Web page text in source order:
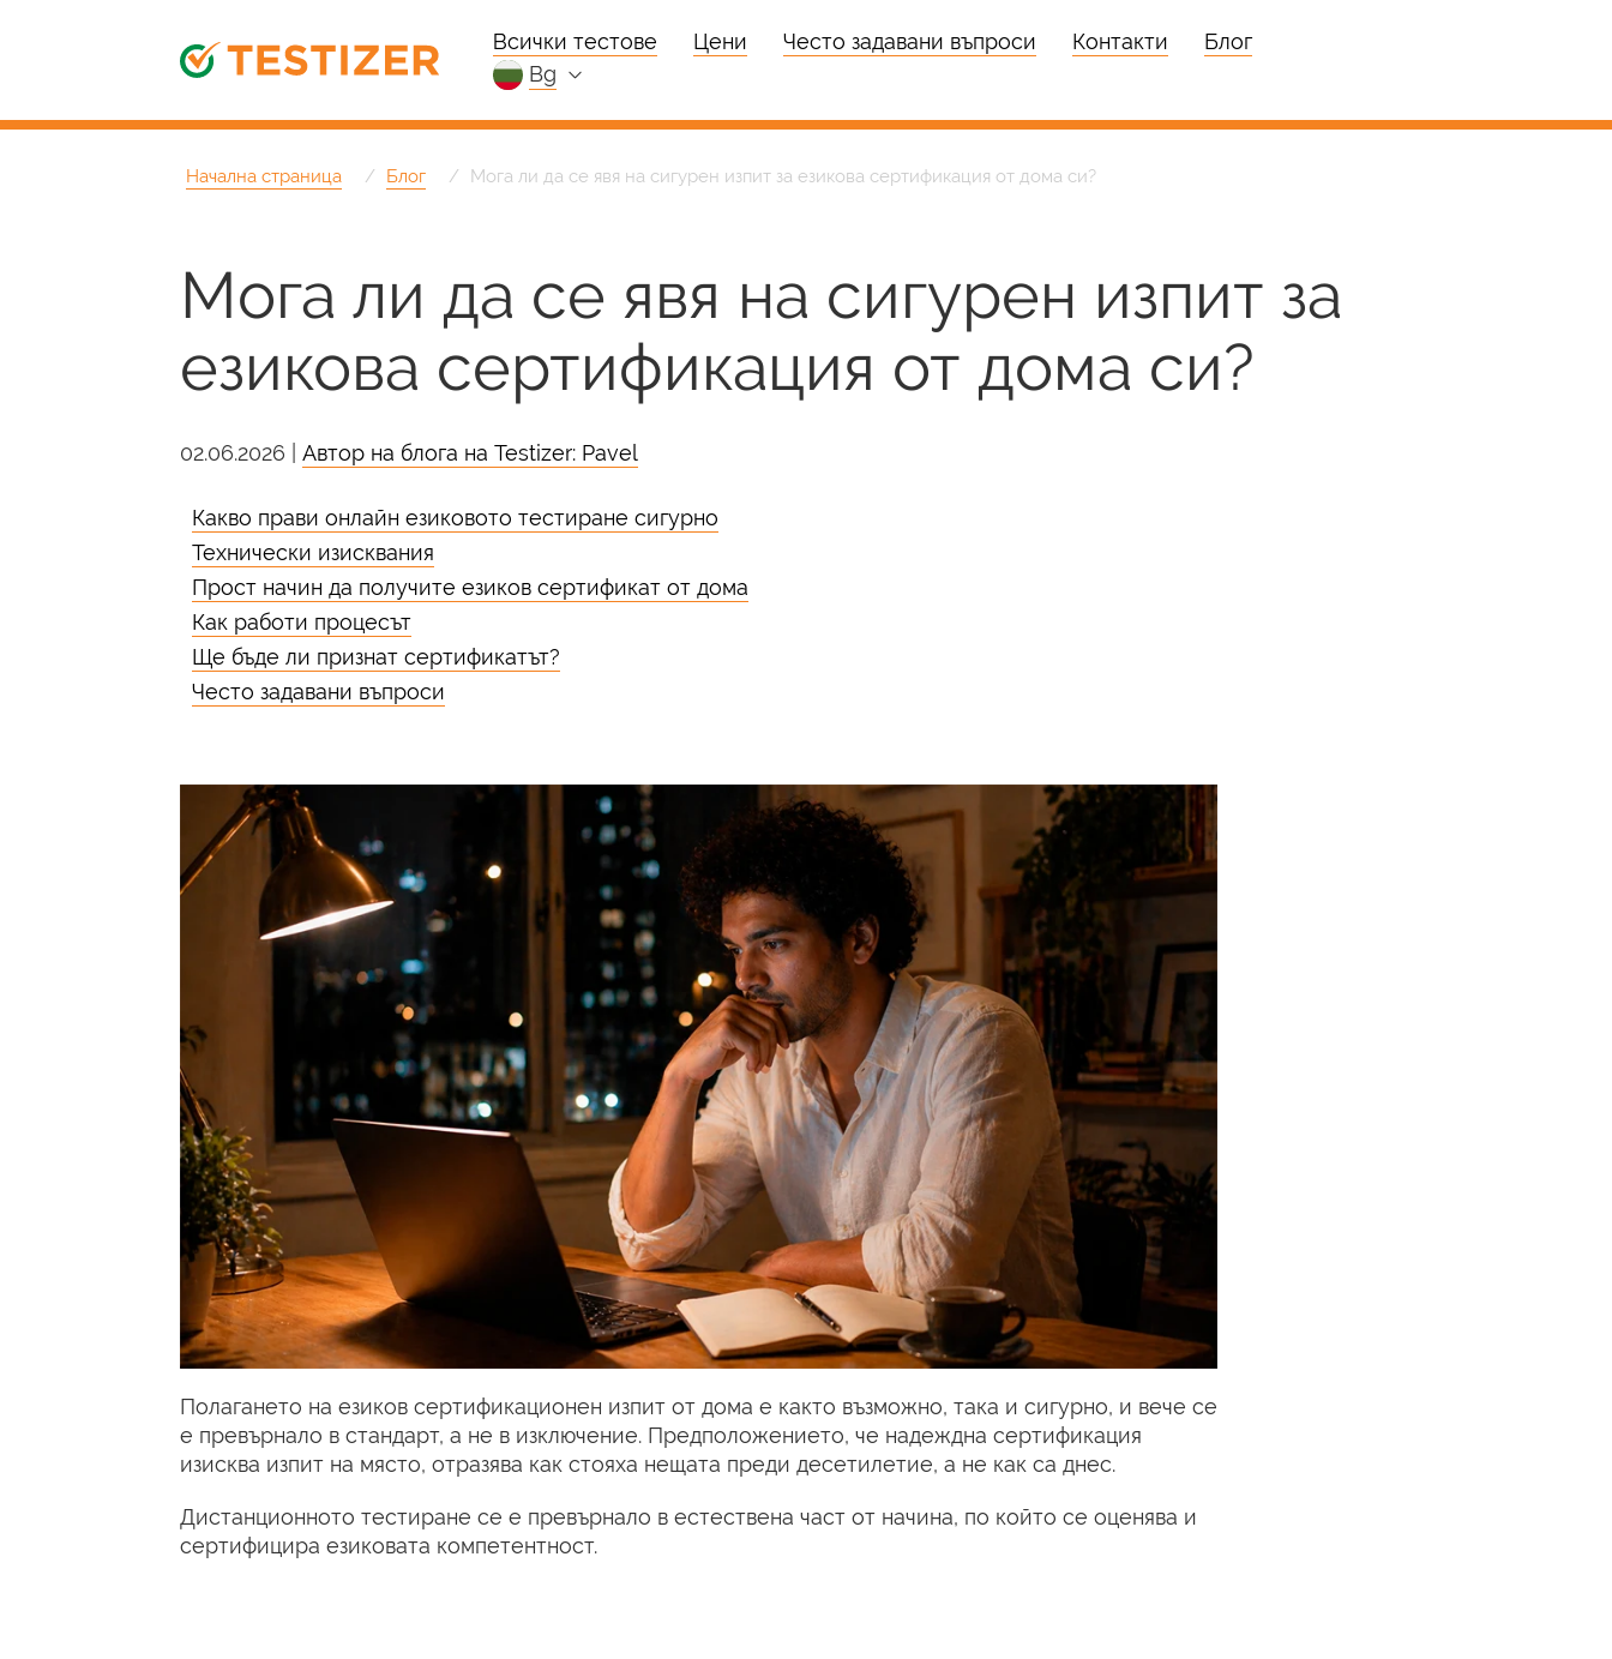
Всички тестове Цени Често задавани въпроси Контакти
Блог
bg
Начална страница Блог Мога ли да се явя на сигурен изпит за езикова сертификация от дома си?
Мога ли да се явя на сигурен изпит за
езикова сертификация от дома си?
02.06.2026 | Автор на блога на Testizer: Pavel
Какво прави онлайн езиковото тестиране сигурно
Технически изисквания
Прост начин да получите езиков сертификат от дома
Как работи процесът
Ще бъде ли признат сертификатът?
Често задавани въпроси
Полагането на езиков сертификационен изпит от дома е както възможно, така и сигурно, и вече се
е превърнало в стандарт, а не в изключение. Предположението, че надеждна сертификация
изисква изпит на място, отразява как стояха нещата преди десетилетие, а не как са днес.
Дистанционното тестиране се е превърнало в естествена част от начина, по който се оценява и
сертифицира езиковата компетентност.